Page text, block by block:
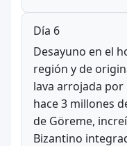
Día 6
Desayuno en el
región y de
lava arrojada por
hace 3 millones
de Göreme,
Bizantino